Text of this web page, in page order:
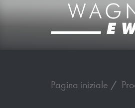
Pagina iniziale